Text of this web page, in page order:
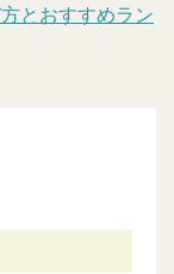
とおすすめラン